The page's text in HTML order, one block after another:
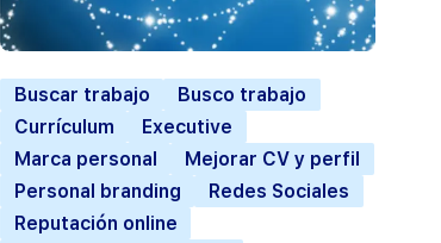
Buscar trabajo
Busco trabajo
Currículum
Executive
Marca personal
Mejorar CV y perfil
Personal branding
Redes Sociales
Reputación online